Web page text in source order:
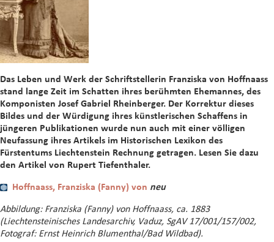
Das Leben und Werk der Schriftstellerin Franziska von Hoffnaass
stand lange Zeit im Schatten ihres berühmten Ehemannes, des
Komponisten Josef Gabriel Rheinberger. Der Korrektur dieses
Bildes und der Würdigung ihres künstlerischen Schaffens in
jüngeren Publikationen wurde nun auch mit einer völligen
Neufassung ihres Artikels im Historischen Lexikon des
Fürstentums Liechtenstein Rechnung getragen. Lesen Sie dazu
den Artikel von Rupert Tiefenthaler.
Hoffnaass, Franziska (Fanny) von neu
Abbildung: Franziska (Fanny) von Hoffnaass, ca. 1883
(Liechtensteinisches Landesarchiv, Vaduz, SgAV 17/001/157/002,
Fotograf: Ernst Heinrich Blumenthal/Bad Wildbad).